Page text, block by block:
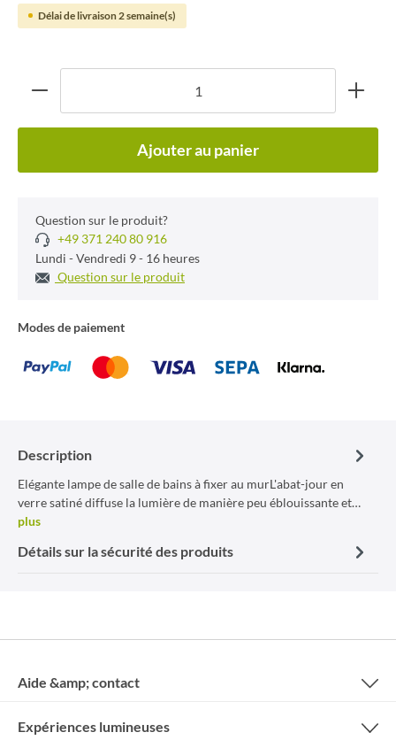
Délai de livraison 2 semaine(s)
Ajouter au panier
Question sur le produit?
+49 371 240 80 916
Lundi - Vendredi 9 - 16 heures
Question sur le produit
Modes de paiement
Description
Elégante lampe de salle de bains à fixer au murL'abat-jour en
verre satiné diffuse la lumière de manière peu éblouissante et…
plus
Détails sur la sécurité des produits
Aide &amp; contact
Expériences lumineuses